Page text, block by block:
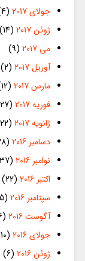
جولای 2017
(4)
ژوئن 2017
(14)
می 2017
(9)
آوریل 2017
(2)
مارس 2017
(12)
فوریه 2017
(27)
ژانویه 2017
(22)
دسامبر 2016
(28)
نوامبر 2016
(37)
اکتبر 2016
(22)
سپتامبر 2016
(15)
آگوست 2016
(26)
جولای 2016
(10)
ژوئن 2016
(6)